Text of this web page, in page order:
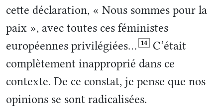
cette déclaration, « Nous sommes pour la
paix », avec toutes ces féministes
européennes privilégiées… 14 C’était
complètement inapproprié dans ce
contexte. De ce constat, je pense que nos
opinions se sont radicalisées.